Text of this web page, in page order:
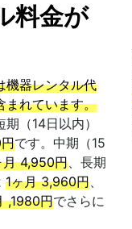
料金が
機器レンタル代
まれています。
（14日以内）
です。中期（15
月 4,950円 、長期
1ヶ月 3,960円
,1980円でさらに